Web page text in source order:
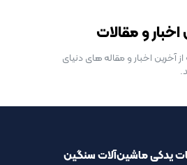
و مقالات
آخرین اخبار و مقاله های دنیای
یدکی ماشین‌آلات سنگین